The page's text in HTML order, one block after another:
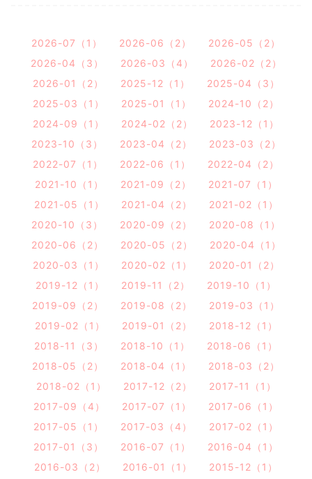
2026-07（1） 2026-06（2）
2026-05（2）
2026-04（3）
2026-03（4）
2026-02（2）
2026-01（2）
2025-12（1）
2025-04（3）
2025-03（1）
2025-01（1）
2024-10（2）
2024-09（1）
2024-02（2）
2023-12（1）
2023-10（3）
2023-04（2）
2023-03（2）
2022-07（1）
2022-06（1）
2022-04（2）
2021-10（1）
2021-09（2）
2021-07（1）
2021-05（1）
2021-04（2）
2021-02（1）
2020-10（3）
2020-09（2）
2020-08（1）
2020-06（2）
2020-05（2）
2020-04（1）
2020-03（1）
2020-02（1）
2020-01（2）
2019-12（1）
2019-11（2）
2019-10（1）
2019-09（2）
2019-08（2）
2019-03（1）
2019-02（1）
2019-01（2）
2018-12（1）
2018-11（3）
2018-10（1）
2018-06（1）
2018-05（2）
2018-04（1）
2018-03（2）
2018-02（1）
2017-12（2）
2017-11（1）
2017-09（4）
2017-07（1）
2017-06（1）
2017-05（1）
2017-03（4）
2017-02（1）
2017-01（3）
2016-07（1）
2016-04（1）
2016-03（2）
2016-01（1） 2015-12（1）